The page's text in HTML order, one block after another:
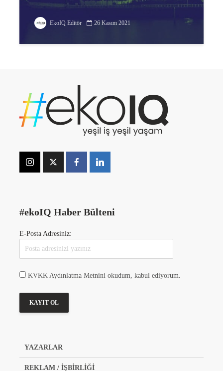
EkoIQ Editör 26 Kasım 2021
#ekoIQ Haber Bülteni
E-Posta Adresiniz:
KVKK Aydınlatma Metnini okudum, kabul ediyorum.
YAZARLAR
REKLAM / İŞBİRLİĞİ